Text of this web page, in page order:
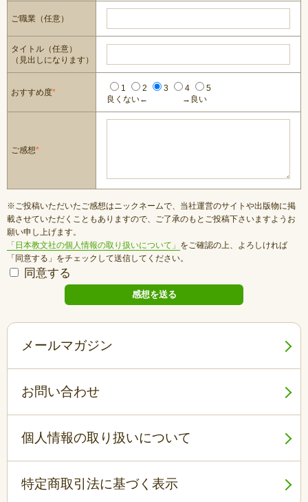
ご職業（任意）
タイトル（任意）
（見出しになります）
おすすめ度* 1 2 3 4
5
良くない←
→良い
ご感想*
※ご投稿いただいたご感想はニックネームで、当社運営のサイトや出版物に掲
載させていただくこともありますので、ご了承のもとご投稿下さいますようお
願い申し上げます。
「日本教文社の個人情報の取り扱いについて」 をご確認の上、よろしければ
「同意する」をチェックして送信してください。
同意する
メールマガジン
お問い合わせ
個人情報の取り扱いについて
特定商取引法に基づく表示